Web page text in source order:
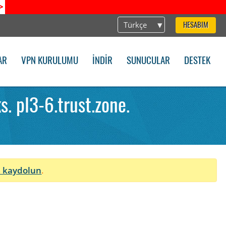
Türkçe HESABIM
VPN KURULUMU İNDIR SUNUCULAR DESTEK
pl3-6.trust.zone.
kaydolun.